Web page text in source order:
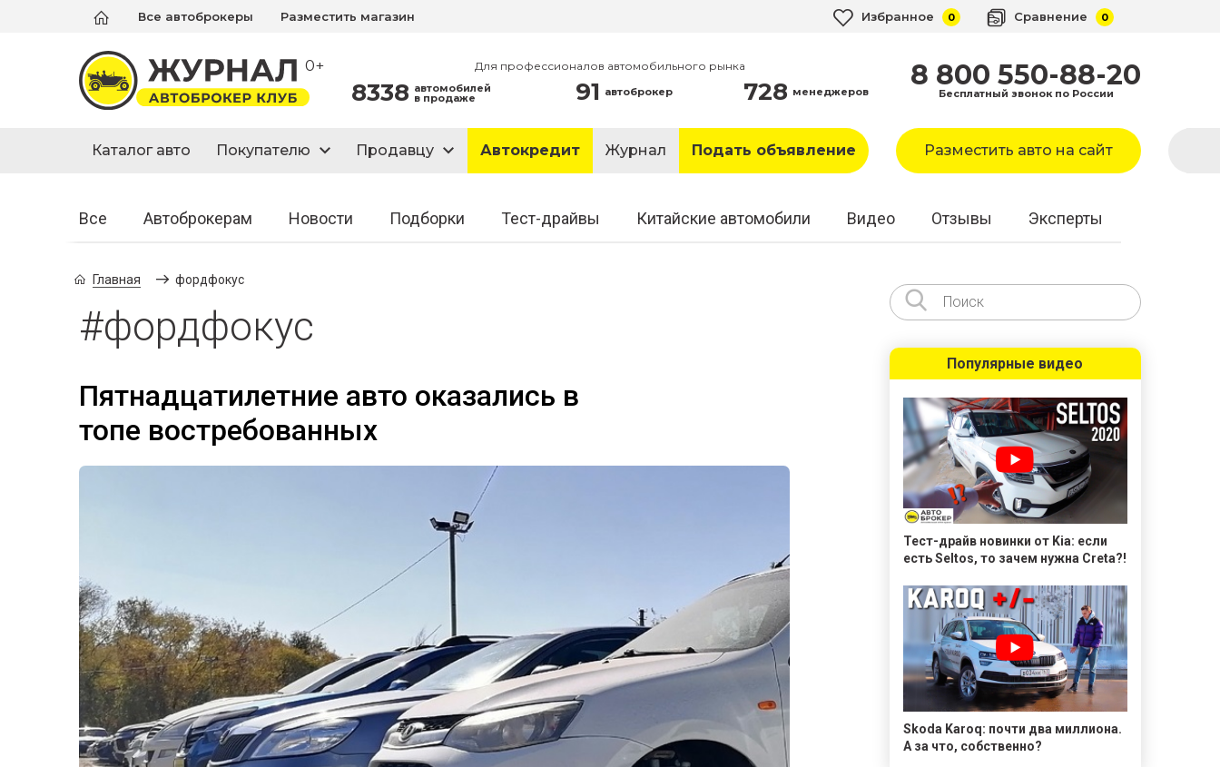
Все автоброкеры Разместить магазин Избранное 0 Сравнение 0
0+ Для профессионалов автомобильного рынка
8338 автомобилей
в продаже 91 автоброкер 728 менеджеров 8 800 550-88-20
Бесплатный звонок по России
Каталог авто Покупателю Продавцу Автокредит Журнал Подать объявление Разместить авто на сайт
Все Автоброкерам Новости Подборки Тест-драйвы Китайские автомобили Видео Отзывы Эксперты
Главная фордфокус
#фордфокус
Пятнадцатилетние авто оказались в
топе востребованных
Популярные видео
Тест-драйв новинки от Kia: если
есть Seltos, то зачем нужна Creta?!
Skoda Karoq: почти два миллиона.
А за что, собственно?